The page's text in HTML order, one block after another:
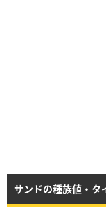
サンドの種族値・タ